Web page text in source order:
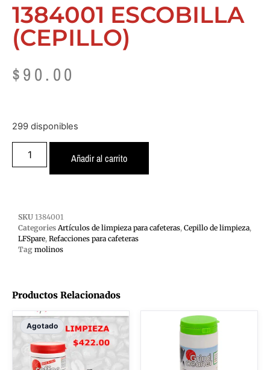
1384001 ESCOBILLA
(CEPILLO)
$90.00
299 disponibles
Añadir al carrito
SKU 1384001
Categories Artículos de limpieza para cafeteras, Cepillo de limpieza,
LFSpare, Refacciones para cafeteras
Tag molinos
Productos Relacionados
Agotado